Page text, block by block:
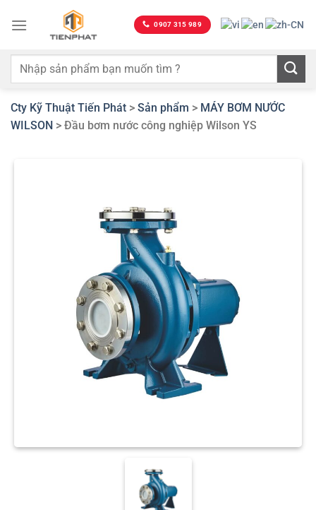
qua
dung
0907 315 989
Cty Kỹ Thuật Tiến Phát > Sản phẩm > MÁY BƠM NƯỚC
WILSON > Đầu bơm nước công nghiệp Wilson YS